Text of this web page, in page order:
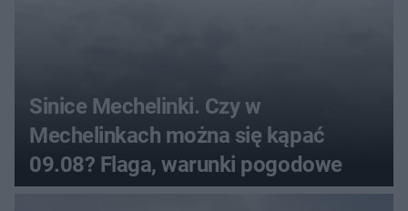
Sinice Mechelinki. Czy w
Mechelinkach można się kąpać
09.08? Flaga, warunki pogodowe